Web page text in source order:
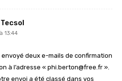
13:44
deux e-mails de confirmation
à l’adresse « phi.berton@free.fr ».
envoi a été classé dans vos